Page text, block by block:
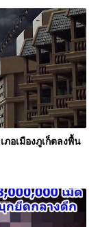
อเมืองภูเก็ตลงพื้น